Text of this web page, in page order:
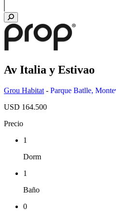
Av Italia y Estivao
Grou Habitat - Parque Batlle,
USD 164.500
Precio
1
Dorm
1
Baño
0